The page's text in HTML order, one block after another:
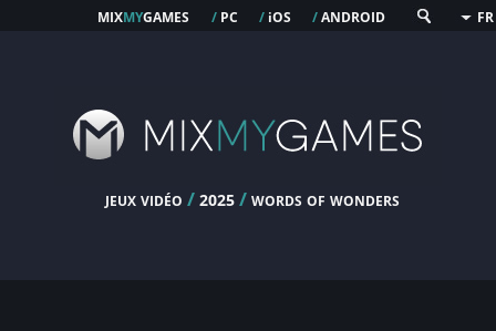
mixmygames / pc / ios /android FR
jeux vidéo / 2025 /words of wonders